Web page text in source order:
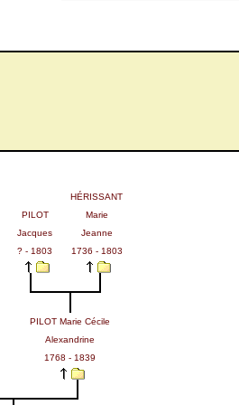
PILOT
Jacques
? - 1803
HÉRISSANT
Marie
Jeanne
1736 - 1803
PILOT Marie Cécile
Alexandrine
1768 - 1839